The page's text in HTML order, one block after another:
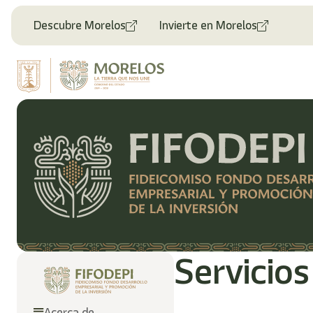
Descubre Morelos Invierte en Morelos
Servicios